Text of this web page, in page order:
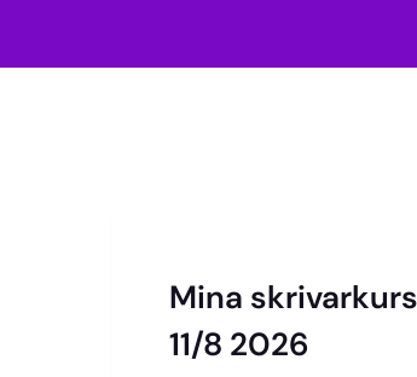
Mina
11/8 2026